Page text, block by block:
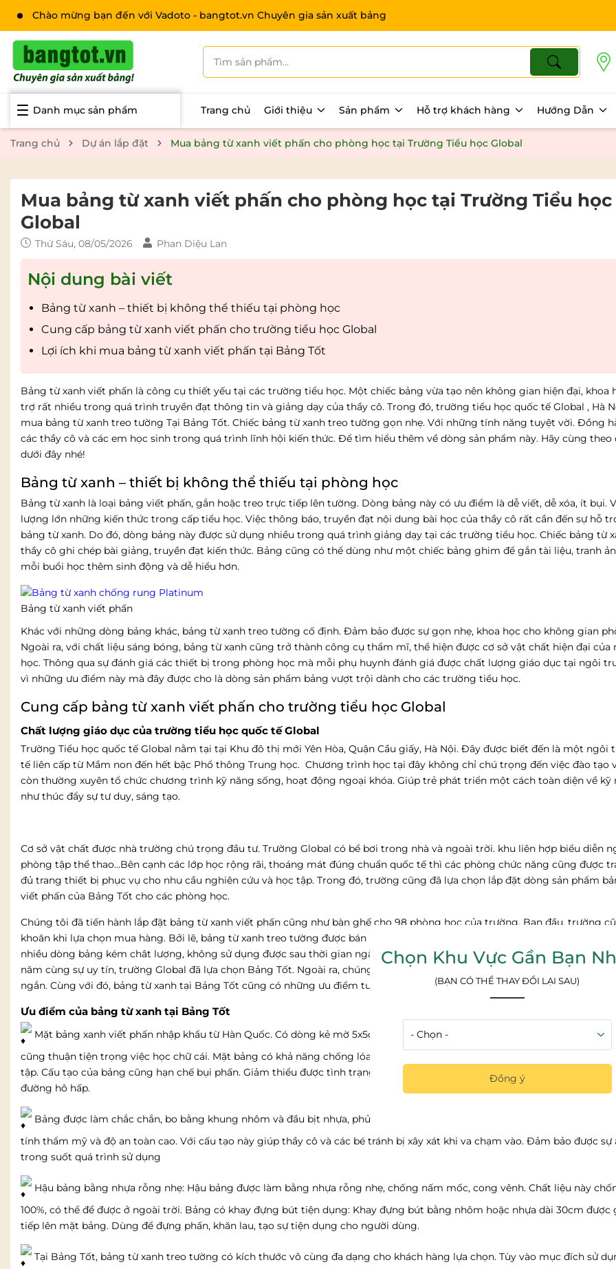
Chào mừng bạn đến với Vadoto - bangtot.vn Chuyên gia sản xuất bảng
Danh mục sản phẩm Trang chủ Giới thiệu Sản phẩm Hỗ trợ khách hàng Hướng Dẫn
Trang chủ Dự án lắp đặt Mua bảng từ xanh viết phấn cho phòng học tại Trường Tiểu học Global
Mua bảng từ xanh viết phấn cho phòng học tại Trường Tiểu học
Global
Thứ Sáu, 08/05/2026 Phan Diệu Lan
Nội dung bài viết
Bảng từ xanh – thiết bị không thể thiếu tại phòng học
Cung cấp bảng từ xanh viết phấn cho trường tiểu học Global
Lợi ích khi mua bảng từ xanh viết phấn tại Bảng Tốt
Bảng từ xanh viết phấn là công cụ thiết yếu tại các trường tiểu học. Một chiếc bảng vừa tạo nên không gian hiện đại, khoa
trợ rất nhiều trong quá trình truyền đạt thông tin và giảng dạy của thầy cô. Trong đó, trường tiểu học quốc tế Global , Hà
mua bảng từ xanh treo tường Tại Bảng Tốt. Chiếc bảng từ xanh treo tường gọn nhẹ. Với những tính năng tuyệt vời. Đồng
các thầy cô và các em học sinh trong quá trình lĩnh hội kiến thức. Để tìm hiểu thêm về dòng sản phẩm này. Hãy cùng theo
dưới đây nhé!
Bảng từ xanh – thiết bị không thể thiếu tại phòng học
Bảng từ xanh là loại bảng viết phấn, gắn hoặc treo trực tiếp lên tường. Dòng bảng này có ưu điểm là dễ viết, dễ xóa, ít bụi.
lượng lớn những kiến thức trong cấp tiểu học. Việc thông báo, truyền đạt nội dung bài học của thầy cô rất cần đến sự hỗ
bảng từ xanh. Do đó, dòng bảng này được sử dụng nhiều trong quá trình giảng dạy tại các trường tiểu học. Chiếc bảng từ
thầy cô ghi chép bài giảng, truyền đạt kiến thức. Bảng cũng có thể dùng như một chiếc bảng ghim để gắn tài liệu, tranh
mỗi buổi học thêm sinh động và dễ hiểu hơn.
Bảng từ xanh viết phấn
Khác với những dòng bảng khác, bảng từ xanh treo tường cố định. Đảm bảo được sự gọn nhẹ, khoa học cho không gian
Ngoài ra, với chất liệu sáng bóng, bảng từ xanh cũng trở thành công cụ thẩm mĩ, thể hiện được cơ sở vật chất hiện đại
học. Thông qua sự đánh giá các thiết bị trong phòng học mà mỗi phụ huynh đánh giá được chất lượng giáo dục tại ngôi
vì những ưu điểm này mà đây được cho là dòng sản phẩm bảng vượt trội dành cho các trường tiểu học.
Cung cấp bảng từ xanh viết phấn cho trường tiểu học Global
Chất lượng giáo dục của trường tiểu học quốc tế Global
Trường Tiểu học quốc tế Global nằm tại tại Khu đô thị mới Yên Hòa, Quận Cầu giấy, Hà Nội. Đây được biết đến là một ngôi
tế liên cấp từ Mầm non đến hết bậc Phổ thông Trung học. Chương trình học tại đây không chỉ chú trọng đến việc đào tạo
còn thường xuyên tổ chức chương trình kỹ năng sống, hoạt động ngoại khóa. Giúp trẻ phát triển một cách toàn diện về kỹ
như thúc đẩy sự tư duy, sáng tạo.
Cơ sở vật chất được nhà trường chú trọng đầu tư. Trường Global có bể bơi trong nhà và ngoài trời. khu liên hợp biểu diễn
phòng tập thể thao…Bên cạnh các lớp học rộng rãi, thoáng mát đúng chuẩn quốc tế thì các phòng chức năng cũng được
đủ trang thiết bị phục vụ cho nhu cầu nghiên cứu và học tập. Trong đó, trường cũng đã lựa chọn lắp đặt dòng sản phẩm
viết phấn của Bảng Tốt cho các phòng học.
Chúng tôi đã tiến hành lắp đặt bảng từ xanh viết phấn cũng như bàn ghế cho 98 phòng học của trường. Ban đầu, trường
khoăn khi lựa chọn mua hàng. Bởi lẽ, bảng từ xanh treo tường được bán rất nhiều trên thị trường với những mức giá khác
nhiều dòng bảng kém chât lượng, không sử dụng được sau thời gian ngắn trôi nổi trên thị trường. Tuy nhiên, với kinh
năm cùng sự uy tín, trường Global đã lựa chọn Bảng Tốt. Ngoài ra, chúng tôi còn hỗ trợ vận chuyển và lắp đặt tận nơi
ngắn. Cùng với đó, bảng từ xanh tại Bảng Tốt cũng có những ưu điểm tuyệt vời, thuyết phục được mọi khách hàng khó tính
Ưu điểm của bảng từ xanh tại Bảng Tốt
Mặt bảng xanh viết phấn nhập khẩu từ Hàn Quốc. Có dòng kẻ mờ 5x5cm giúp cho nét chữ ngay ngắn, thẳng hàng, dễ
cũng thuận tiện trọng việc học chữ cái. Mặt bảng có khả năng chống lóa tốt giúp cho học sinh không bị mỏi mắt trong
tập. Cấu tạo của bảng cũng hạn chế bụi phấn. Giảm thiểu được tình trạng cận thị, đảm bảo sức khỏe cho thầy cô, tránh các
đường hô hấp.
Bảng được làm chắc chắn, bo bằng khung nhôm và đầu bịt nhựa, phủ sơn tĩnh điện màu trắng. Bốn góc của bảng được
tính thẩm mỹ và độ an toàn cao. Với cấu tạo này giúp thầy cô và các bé tránh bị xây xát khi va chạm vào. Đảm bảo được sự
trong suốt quá trình sử dụng
Hậu bảng bằng nhựa rỗng nhẹ: Hậu bảng được làm bằng nhựa rỗng nhẹ, chống nấm mốc, cong vênh. Chất liệu này
100%, có thể để được ở ngoài trời. Bảng có khay đựng bút tiện dụng: Khay đựng bút bằng nhôm hoặc nhựa dài 30cm được
tiếp lên mặt bảng. Dùng để đựng phấn, khăn lau, tạo sự tiện dụng cho người dùng.
Tại Bảng Tốt, bảng từ xanh treo tường có kích thước vô cùng đa dạng cho khách hàng lựa chọn. Tùy vào mục đích sử
Chọn Khu Vực Gần Bạn
(BẠN CÓ THỂ THAY ĐỔI LẠI SAU)
Đồng ý